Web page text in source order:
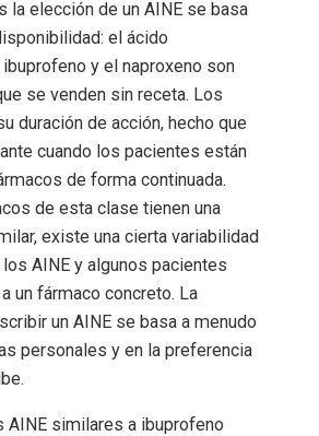
la elección de un AINE se basa
el ácido
y el naproxeno son
se venden sin receta. Los
duración de acción, hecho que
cuando los pacientes están
de forma continuada.
de esta clase tienen una
existe una cierta variabilidad
AINE y algunos pacientes
un fármaco concreto. La
un AINE se basa a menudo
personales y en la preferencia
AINE similares a ibuprofeno